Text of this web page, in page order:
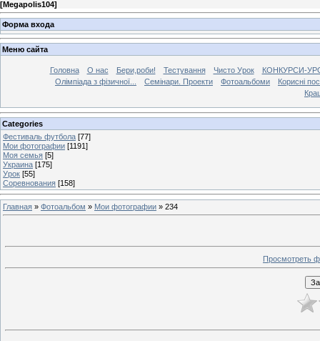
[Megapolis104]
Форма входа
Меню сайта
Головна О нас Бери,роби! Тестування Чисто Урок
КОНКУРСИ-
Олімпіада з фізичної...
Семінари. Проекти Фотоальбоми
Корисні
Categories
Фестиваль футбола [77]
Мои фотографии [1191]
Моя семья [5]
Украина [175]
Урок [55]
Соревнования [158]
Главная » Фотоальбом » Мои фотографии » 234
Просмотреть